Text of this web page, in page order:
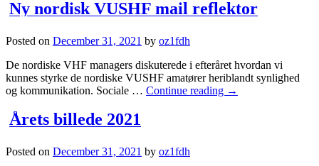
Ny nordisk VUSHF mail reflektor
Posted on December 31, 2021 by oz1fdh
De nordiske VHF managers diskuterede i efteråret hvordan vi
kunnes styrke de nordiske VUSHF amatører heriblandt synlighed
og kommunikation. Sociale … Continue reading →
Årets billede 2021
Posted on December 31, 2021 by oz1fdh